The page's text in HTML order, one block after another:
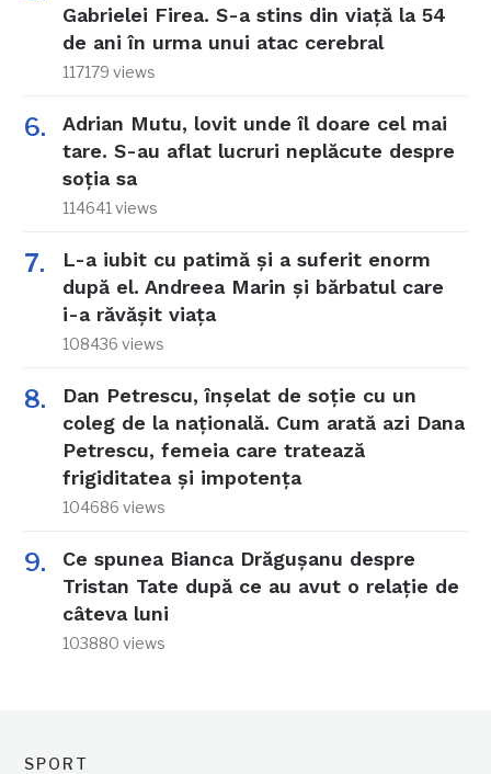
Gabrielei Firea. S-a stins din viață la 54
de ani în urma unui atac cerebral
117179 views
Adrian Mutu, lovit unde îl doare cel mai
tare. S-au aflat lucruri neplăcute despre
soția sa
114641 views
L-a iubit cu patimă și a suferit enorm
după el. Andreea Marin și bărbatul care
i-a răvășit viața
108436 views
Dan Petrescu, înșelat de soție cu un
coleg de la națională. Cum arată azi Dana
Petrescu, femeia care tratează
frigiditatea și impotența
104686 views
Ce spunea Bianca Drăgușanu despre
Tristan Tate după ce au avut o relație de
câteva luni
103880 views
SPORT